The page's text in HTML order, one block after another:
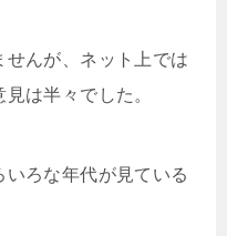
んが、ネット上では
は半々でした。
ろな年代が見ている